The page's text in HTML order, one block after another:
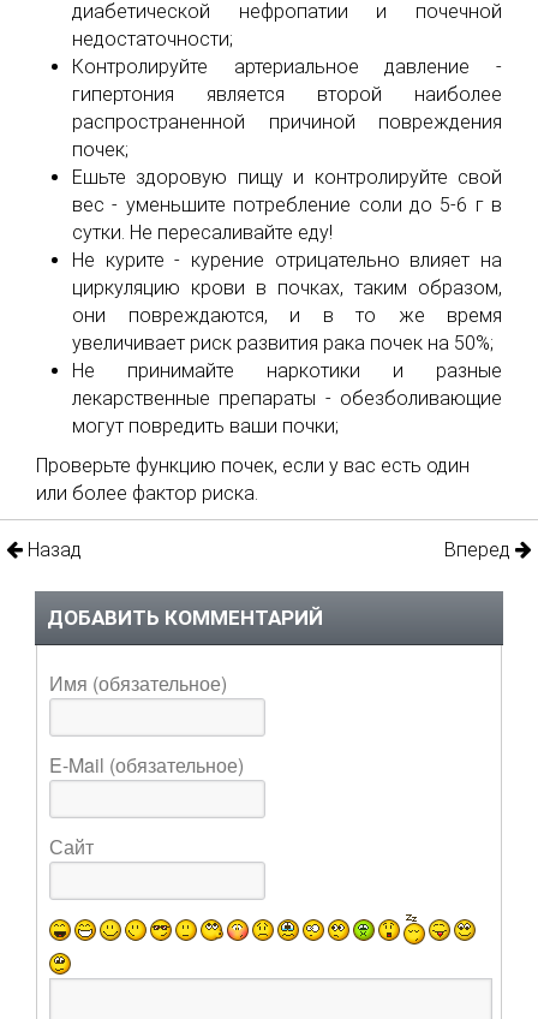
диабетической нефропатии и почечной
недостаточности;
Контролируйте артериальное давление -
гипертония является второй наиболее
распространенной причиной повреждения
почек;
Ешьте здоровую пищу и контролируйте свой
вес - уменьшите потребление соли до 5-6 г в
сутки. Не пересаливайте еду!
Не курите - курение отрицательно влияет на
циркуляцию крови в почках, таким образом,
они повреждаются, и в то же время
увеличивает риск развития рака почек на 50%;
Не принимайте наркотики и разные
лекарственные препараты - обезболивающие
могут повредить ваши почки;
Проверьте функцию почек, если у вас есть один
или более фактор риска.
Назад Вперед
ДОБАВИТЬ КОММЕНТАРИЙ
Имя (обязательное)
E-Mail (обязательное)
Сайт